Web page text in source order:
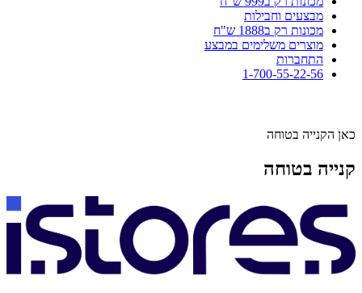
מבצעים וחבילות
מכונות רק ב1888 ש"ח
מוצרים משלימים במבצע
התחברות
1-700-55-22-56
כאן הקנייה בטוחה
קנייה בטוחה